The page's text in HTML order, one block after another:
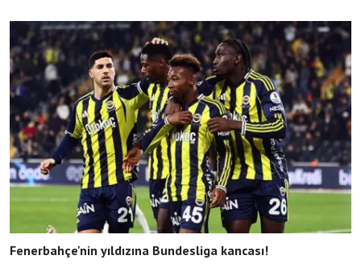
Fenerbahçe'nin yıldızına Bundesliga kancası!